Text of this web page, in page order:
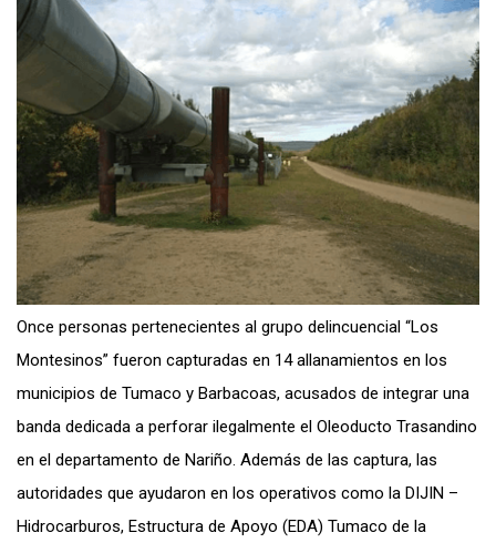
Once personas pertenecientes al grupo delincuencial “Los
Montesinos” fueron capturadas en 14 allanamientos en los
municipios de Tumaco y Barbacoas, acusados de integrar una
banda dedicada a perforar ilegalmente el Oleoducto Trasandino
en el departamento de Nariño. Además de las captura, las
autoridades que ayudaron en los operativos como la DIJIN –
Hidrocarburos, Estructura de Apoyo (EDA) Tumaco de la